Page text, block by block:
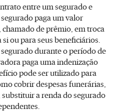
entre um segurado e
paga um valor
de prêmio, em troca
ou para seus beneficiários.
durante o período de
paga uma indenização
pode ser utilizado para
cobrir despesas funerárias,
a renda do segurado